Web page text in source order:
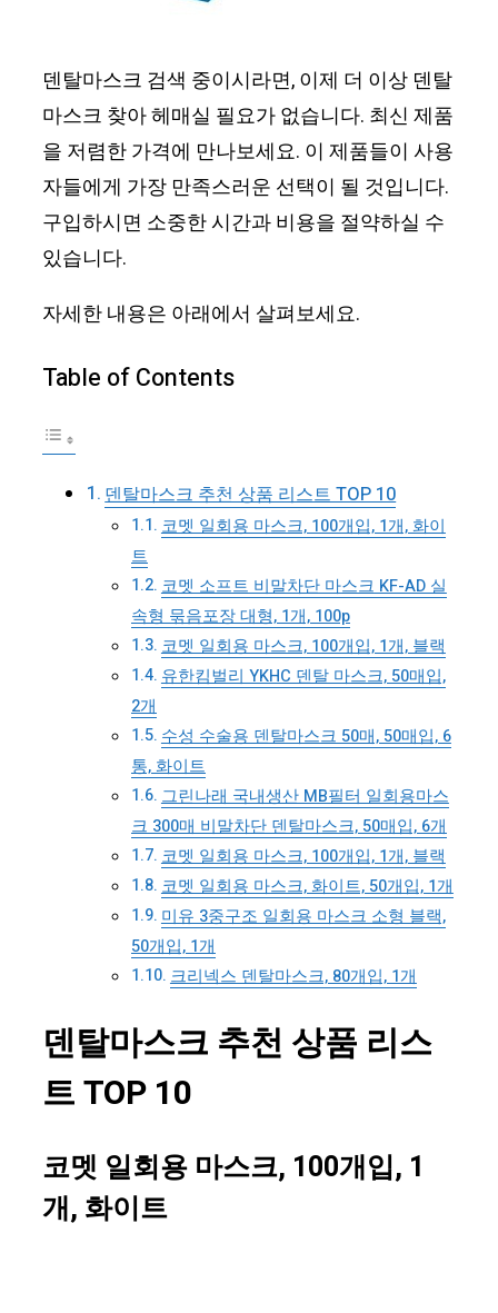
덴탈마스크 검색 중이시라면, 이제 더 이상 덴탈
마스크 찾아 헤매실 필요가 없습니다. 최신 제품
을 저렴한 가격에 만나보세요. 이 제품들이 사용
자들에게 가장 만족스러운 선택이 될 것입니다.
구입하시면 소중한 시간과 비용을 절약하실 수
있습니다.
자세한 내용은 아래에서 살펴보세요.
Table of Contents
덴탈마스크 추천 상품 리스트 TOP 10
코멧 일회용 마스크, 100개입, 1개, 화이
트
코멧 소프트 비말차단 마스크 KF-AD 실
속형 묶음포장 대형, 1개, 100p
코멧 일회용 마스크, 100개입, 1개, 블랙
유한킴벌리 YKHC 덴탈 마스크, 50매입,
2개
수성 수술용 덴탈마스크 50매, 50매입, 6
통, 화이트
그린나래 국내생산 MB필터 일회용마스
크 300매 비말차단 덴탈마스크, 50매입, 6개
코멧 일회용 마스크, 100개입, 1개, 블랙
코멧 일회용 마스크, 화이트, 50개입, 1개
미유 3중구조 일회용 마스크 소형 블랙,
50개입, 1개
크리넥스 덴탈마스크, 80개입, 1개
덴탈마스크 추천 상품 리스
트 TOP 10
코멧 일회용 마스크, 100개입, 1
개, 화이트